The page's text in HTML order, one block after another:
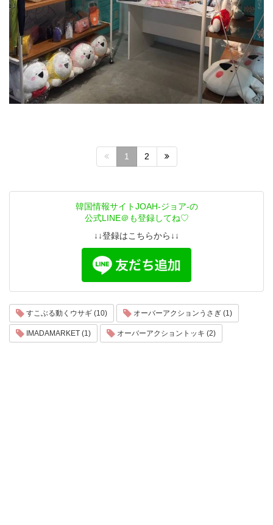
1 2
韓国情報サイトJOAH-ジョア-の
公式LINE＠も登録してね♡
↓↓登録はこちらから↓↓
すこぶる動くウサギ (10) オーバーアクションうさぎ (1)
IMADAMARKET (1) オーバーアクショントッキ (2)